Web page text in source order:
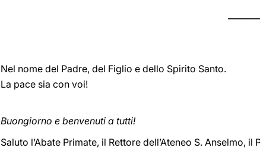
Nel nome del Padre, del Figlio e dello Spirito Santo.
La pace sia con voi!
Buongiorno e benvenuti a tutti!
Saluto l’Abate Primate, il Rettore dell’Ateneo S.